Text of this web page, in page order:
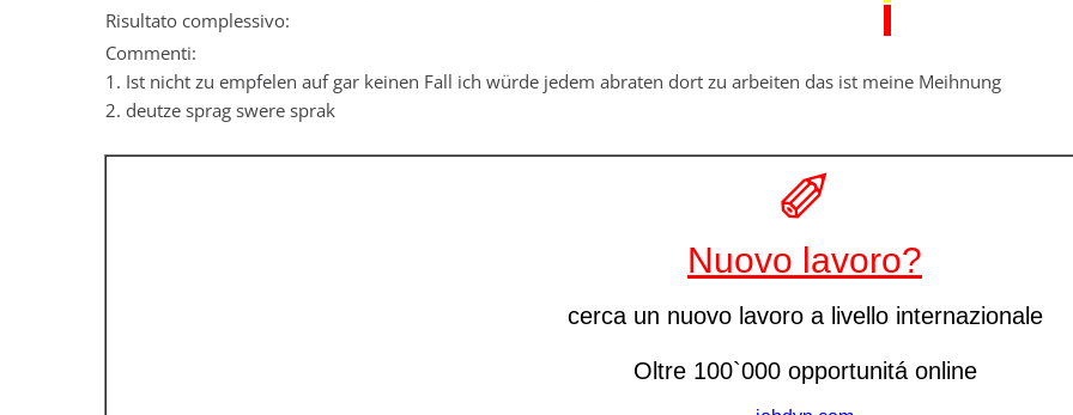
Risultato complessivo:
Commenti:
1. Ist nicht zu empfelen auf gar keinen Fall ich würde jedem abraten dort zu arbeiten das ist meine Meihnung
2. deutze sprag swere sprak